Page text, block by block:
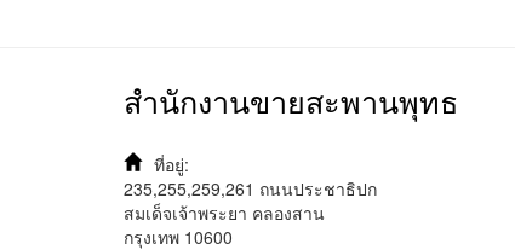
สำนักงานขายสะพานพุทธ
ที่อยู่:
235,255,259,261 ถนนประชาธิปก
สมเด็จเจ้าพระยา คลองสาน
กรุงเทพ 10600